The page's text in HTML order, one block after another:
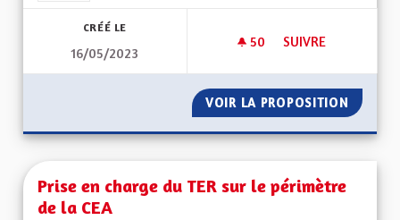
CRÉÉ LE
16/05/2023
50 50 ABONNÉS
SUIVRE
VOIR LA PROPOSITION
Prise en charge du TER sur le périmètre
de la CEA